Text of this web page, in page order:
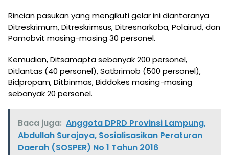
Rincian pasukan yang mengikuti gelar ini diantaranya
Ditreskrimum, Ditreskrimsus, Ditresnarkoba, Polairud, dan
Pamobvit masing-masing 30 personel.
Kemudian, Ditsamapta sebanyak 200 personel,
Ditlantas (40 personel), Satbrimob (500 personel),
Bidpropam, Ditbinmas, Biddokes masing-masing
sebanyak 20 personel.
Baca juga: Anggota DPRD Provinsi Lampung,
Abdullah Surajaya, Sosialisasikan Peraturan
Daerah (SOSPER) No 1 Tahun 2016